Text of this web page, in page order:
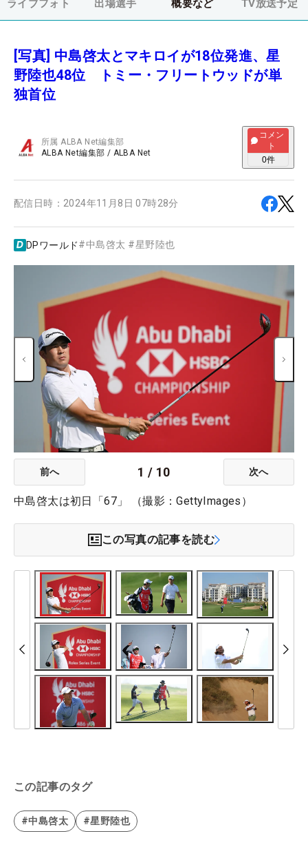
ライブフォト 出場選手 概要など TV放送予定
[写真] 中島啓太とマキロイが18位発進、星
野陸也48位 トミー・フリートウッドが単
独首位
所属ALBA Net編集部
ALBA Net編集部 / ALBA Net
コメン
ト
0件
配信日時： 2024年11月8日 07時28分
DPワールド#中島啓太 #星野陸也
前へ 1 / 10 次へ
中島啓太は初日「67」 （撮影：GettyImages）
この写真の記事を読む
この記事のタグ
#中島啓太 #星野陸也